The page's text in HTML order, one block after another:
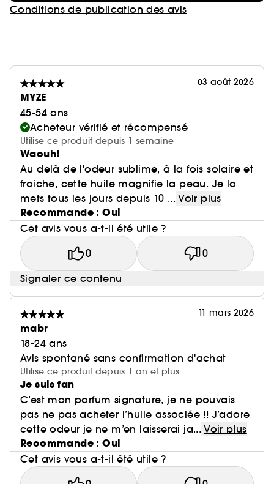
Conditions de publication des avis
03 août 2026
MYZE
45-54 ans
Acheteur vérifié et récompensé
Utilise ce produit depuis 1 semaine
Waouh!
Au delà de l'odeur sublime, à la fois solaire et
fraiche, cette huile magnifie la peau. Je la
mets tous les jours depuis 10 ... Voir plus
Recommande : Oui
Cet avis vous a-t-il été utile ?
0 0
Signaler ce contenu
11 mars 2026
mabr
18-24 ans
Avis spontané sans confirmation d'achat
Utilise ce produit depuis 1 an et plus
Je suis fan
C’est mon parfum signature, je ne pouvais
pas ne pas acheter l’huile associée !! J’adore
cette odeur je ne m’en laisserai ja... Voir plus
Recommande : Oui
Cet avis vous a-t-il été utile ?